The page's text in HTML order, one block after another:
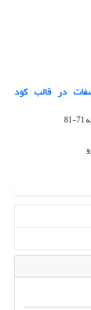
در قالب کود
71-81